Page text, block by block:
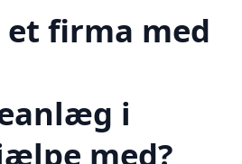
et firma med
i
med?